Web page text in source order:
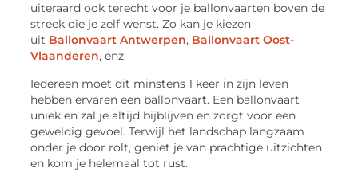
uiteraard ook terecht voor je ballonvaarten boven de
streek die je zelf wenst. Zo kan je kiezen
uit Ballonvaart Antwerpen, Ballonvaart Oost-
Vlaanderen, enz.
Iedereen moet dit minstens 1 keer in zijn leven
hebben ervaren een ballonvaart. Een ballonvaart
uniek en zal je altijd bijblijven en zorgt voor een
geweldig gevoel. Terwijl het landschap langzaam
onder je door rolt, geniet je van prachtige uitzichten
en kom je helemaal tot rust.